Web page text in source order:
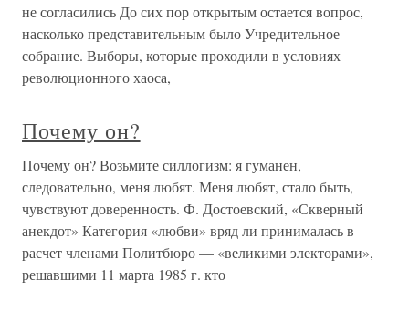
не согласились До сих пор открытым остается вопрос,
насколько представительным было Учредительное
собрание. Выборы, которые проходили в условиях
революционного хаоса,
Почему он?
Почему он? Возьмите силлогизм: я гуманен,
следовательно, меня любят. Меня любят, стало быть,
чувствуют доверенность. Ф. Достоевский, «Скверный
анекдот» Категория «любви» вряд ли принималась в
расчет членами Политбюро — «великими электорами»,
решавшими 11 марта 1985 г. кто